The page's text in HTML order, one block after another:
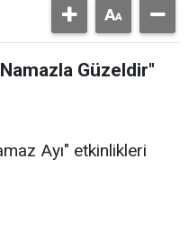
Güzeldir"
Ayı" etkinlikleri